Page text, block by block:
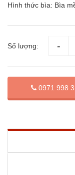
Hình thức bìa: Bìa
Số lượng:
0971 998